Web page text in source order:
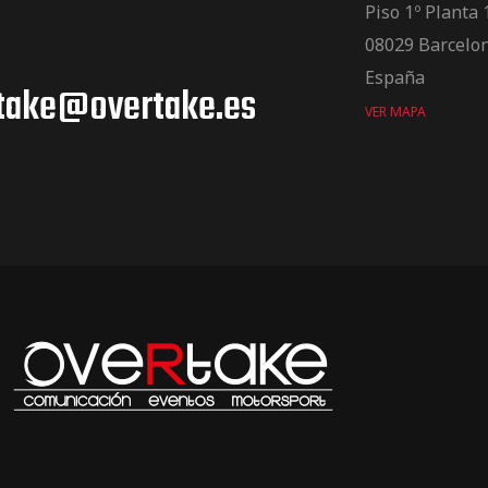
Piso 1º Planta
08029
España
VER MAPA